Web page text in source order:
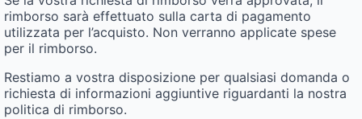
rimborso sarà effettuato sulla carta di pagamento
utilizzata per l’acquisto. Non verranno applicate spese
per il rimborso.
Restiamo a vostra disposizione per qualsiasi domanda o
richiesta di informazioni aggiuntive riguardanti la nostra
politica di rimborso.